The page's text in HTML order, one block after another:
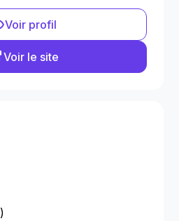
Voir profil
Voir le site
)